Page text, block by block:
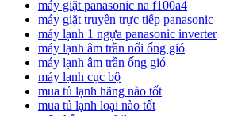
máy giặt panasonic na f100a4
máy giặt truyền trực tiếp panasonic
máy lạnh 1 ngựa panasonic inverter
máy lạnh âm trần nối ống gió
máy lạnh âm trần ống gió
máy lạnh cục bộ
mua tủ lạnh hãng nào tốt
mua tủ lạnh loại nào tốt